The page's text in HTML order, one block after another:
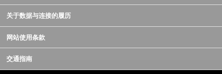
关于数据与连接的履历
网站使用条款
交通指南